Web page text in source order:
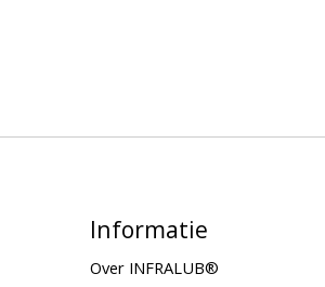
Informatie
Over INFRALUB®